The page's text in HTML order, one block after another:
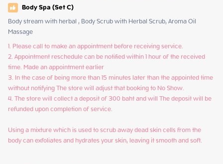
Body Spa (Set C)
Body stream with herbal , Body Scrub with Herbal Scrub, Aroma Oil
Massage
1. Please call to make an appointment before receiving service.
2. Appointment reschedule can be notified within 1 hour of the received
time. Made an appointment earlier
3. In the case of being more than 15 minutes later than the appointed time
without notifying The store will adjust that booking to No Show.
4. The store will collect a deposit of 300 baht and will The deposit will be
refunded upon completion of service.
Using a mixture which is used to scrub away dead skin cells from the
body can exfoliates and hydrates your skin, leaving it smooth and soft.